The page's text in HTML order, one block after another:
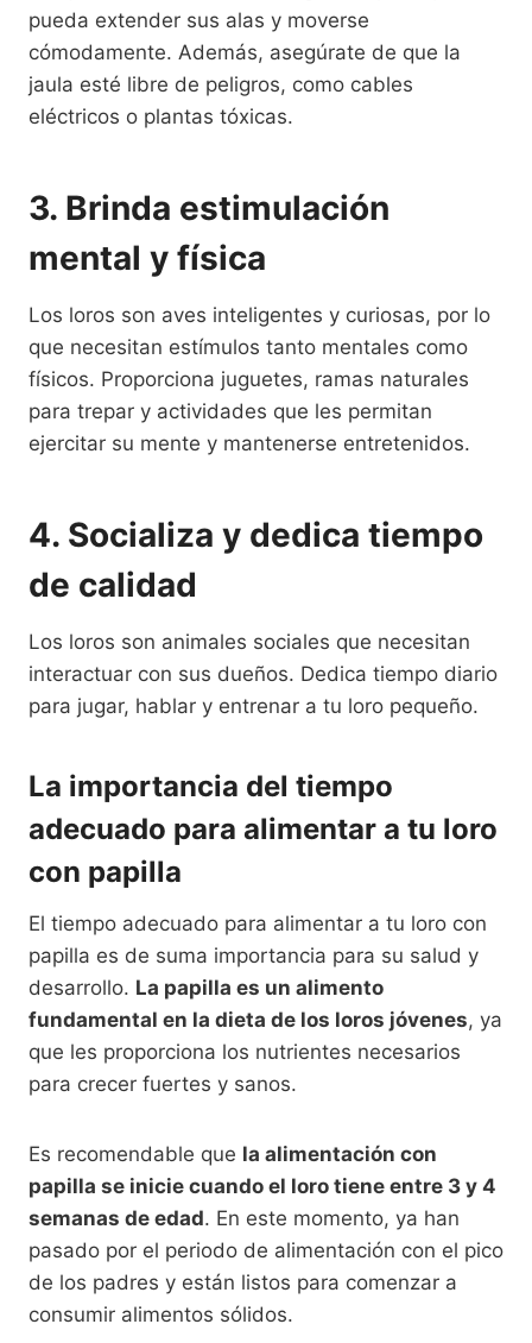
pueda extender sus alas y moverse
cómodamente. Además, asegúrate de que la
jaula esté libre de peligros, como cables
eléctricos o plantas tóxicas.
3. Brinda estimulación
mental y física
Los loros son aves inteligentes y curiosas, por lo
que necesitan estímulos tanto mentales como
físicos. Proporciona juguetes, ramas naturales
para trepar y actividades que les permitan
ejercitar su mente y mantenerse entretenidos.
4. Socializa y dedica tiempo
de calidad
Los loros son animales sociales que necesitan
interactuar con sus dueños. Dedica tiempo diario
para jugar, hablar y entrenar a tu loro pequeño.
La importancia del tiempo
adecuado para alimentar a tu loro
con papilla
El tiempo adecuado para alimentar a tu loro con
papilla es de suma importancia para su salud y
desarrollo. La papilla es un alimento
fundamental en la dieta de los loros jóvenes, ya
que les proporciona los nutrientes necesarios
para crecer fuertes y sanos.
Es recomendable que la alimentación con
papilla se inicie cuando el loro tiene entre 3 y 4
semanas de edad. En este momento, ya han
pasado por el periodo de alimentación con el pico
de los padres y están listos para comenzar a
consumir alimentos sólidos.